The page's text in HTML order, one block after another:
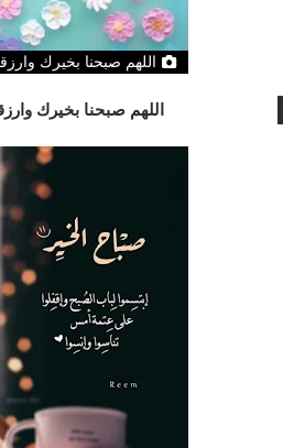
اللهم صبحنا بخيرك
اللهم صبحنا بخيرك